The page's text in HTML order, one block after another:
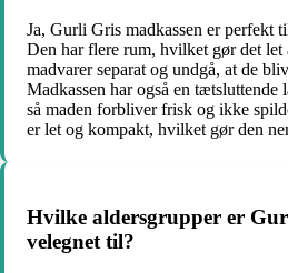
Ja, Gurli Gris madkassen er perfekt
Den har flere rum, hvilket gør det
madvarer separat og undgå, at de
Madkassen har også en
så maden forbliver frisk og ikke
er let og kompakt, hvilket gør den
Hvilke aldersgrupper er
velegnet til?